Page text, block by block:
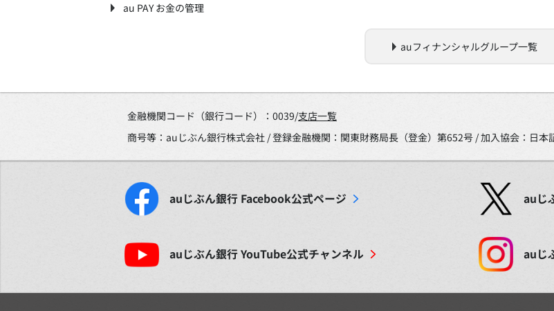
au PAY お金の管理
auフィナンシャルグループ一覧
金融機関コード（銀行コード）：0039/支店一覧
商号等：auじぶん銀行株式会社 / 登録金融機関：関東財務局長（登金）第652号 / 加入協会：日
auじぶん銀行 Facebook公式ページ auじ
auじぶん銀行YouTube公式チャンネル auじ